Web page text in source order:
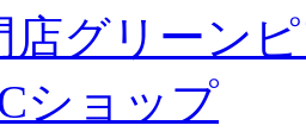
店グリーン
ショップ